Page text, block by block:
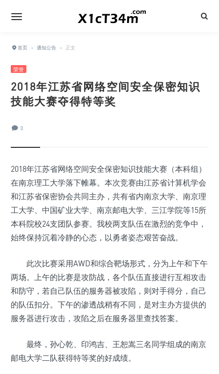
首页 › 通知公告 › 正文
荣誉
2018年江苏省网络空间安全保密知识
技能大赛夺得特等奖
0
2018年江苏省网络空间安全保密知识技能大赛（本科组）
在南京理工大学落下帷幕。本次竞赛由江苏省计算机学会
和江苏省保密协会共同主办，共有省内南京大学、南京理
工大学、中国矿业大学、南京邮电大学、三江学院等15所
本科院校24支团队参赛。我校两支队伍在激烈的竞争中，
始终保持沉着冷静的心态，以勇者姿态艰苦奋战。
此次比赛采用AWD和综合靶场形式，分为上午和下午
两场。上午的比赛是攻防战，各个队伍直接进行互相攻击
和防守，若自己队伍的服务器被攻陷，则对手得分，自己
的队伍扣分。下午的渗透战稍有不同，是对主办方提供的
服务器进行攻击，攻陷之后在服务器里查找答案。
最终，孙心乾、印鸿吉、王恕嵩三名同学组成的南京
邮电大学二队获得特等奖的好成绩。